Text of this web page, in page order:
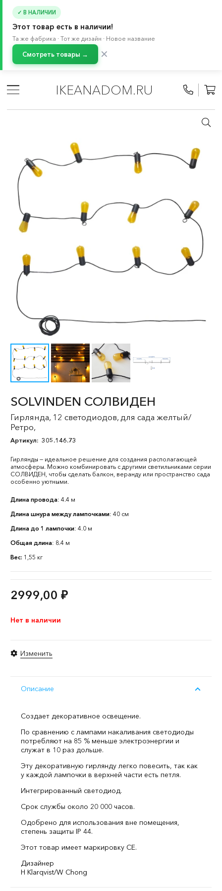
✓ В НАЛИЧИИ
Этот товар есть в наличии!
Та же фабрика · Тот же дизайн · Новое название
Смотреть товары → ✕
IKEANADOM.RU
Праздничное освещение
Наружное освещение
SOLVINDEN СОЛВИДЕН
Гирлянда, 12 светодиодов, для сада желтый/
Ретро,
Артикул: 305.146.73
Гирлянды — идеальное решение для создания располагающей
атмосферы. Можно комбинировать с другими светильниками серии
СОЛВИДЕН, чтобы сделать балкон, веранду или пространство сада
особенно уютными.
Длина провода: 4.4 м
Длина шнура между лампочками: 40 см
Длина до 1 лампочки: 4.0 м
Общая длина: 8.4 м
Вес: 1,55 кг
2999,00 ₽
Нет в наличии
Изменить
Описание
Создает декоративное освещение.
По сравнению с лампами накаливания светодиоды
потребляют на 85 % меньше электроэнергии и
служат в 10 раз дольше.
Эту декоративную гирлянду легко повесить, так как
у каждой лампочки в верхней части есть петля.
Интегрированный светодиод.
Срок службы около 20 000 часов.
Одобрено для использования вне помещения,
степень защиты IP 44.
Этот товар имеет маркировку CE.
Дизайнер
H Klarqvist/W Chong